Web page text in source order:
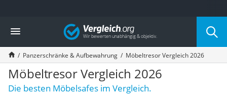
Die beliebtesten Vergleiche nach Kategorie
Baumarkt
Tresor feuerfest
Makita-Akku-Rasenmäher
Kappsäge
Smartes Türschloss
Akku-Rasentrimmer
Vergleich
Panzerschränke & Aufbewahrung Möbeltresor Vergleich 2026
Möbeltresor Vergleich 2026
Die besten Möbelsafes im Vergleich.